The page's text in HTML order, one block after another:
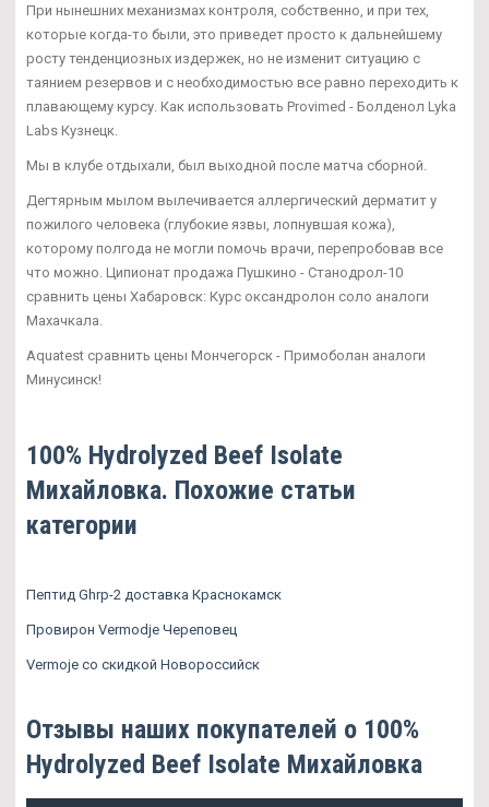
При нынешних механизмах контроля, собственно, и при тех,
которые когда-то были, это приведет просто к дальнейшему
росту тенденциозных издержек, но не изменит ситуацию с
таянием резервов и с необходимостью все равно переходить к
плавающему курсу. Как использовать Provimed - Болденол Lyka
Labs Кузнецк.
Мы в клубе отдыхали, был выходной после матча сборной.
Дегтярным мылом вылечивается аллергический дерматит у
пожилого человека (глубокие язвы, лопнувшая кожа),
которому полгода не могли помочь врачи, перепробовав все
что можно. Ципионат продажа Пушкино - Станодрол-10
сравнить цены Хабаровск: Курс оксандролон соло аналоги
Махачкала.
Aquatest сравнить цены Мончегорск - Примоболан аналоги
Минусинск!
100% Hydrolyzed Beef Isolate
Михайловка. Похожие статьи
категории
Пептид Ghrp-2 доставка Краснокамск
Провирон Vermodje Череповец
Vermoje со скидкой Новороссийск
Отзывы наших покупателей о 100%
Hydrolyzed Beef Isolate Михайловка